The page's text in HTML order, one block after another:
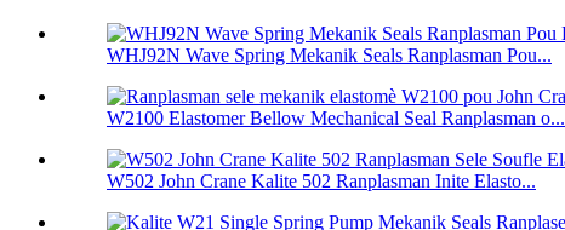
WHJ92N Wave Spring Mekanik Seals Ranplasman Pou...
W2100 Elastomer Bellow Mechanical Seal Ranplasman o...
W502 John Crane Kalite 502 Ranplasman Inite Elasto...